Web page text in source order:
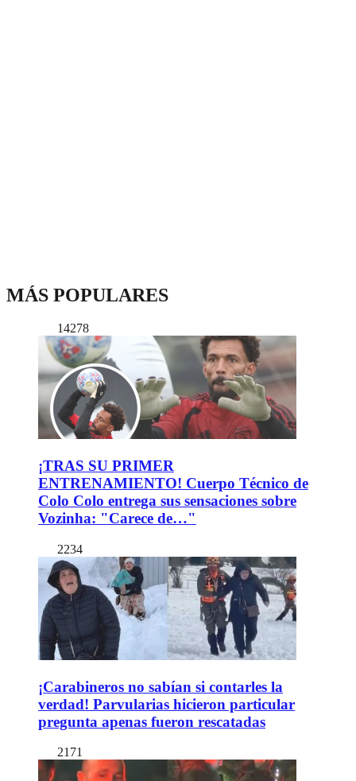
MÁS POPULARES
14278
¡TRAS SU PRIMER
ENTRENAMIENTO! Cuerpo Técnico de
Colo Colo entrega sus sensaciones sobre
Vozinha: "Carece de…"
2234
¡Carabineros no sabían si contarles la
verdad! Parvularias hicieron particular
pregunta apenas fueron rescatadas
2171